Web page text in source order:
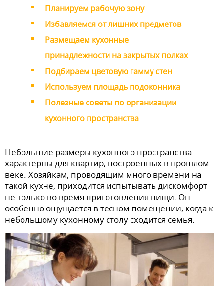
Планируем рабочую зону
Избавляемся от лишних предметов
Размещаем кухонные
принадлежности на закрытых полках
Подбираем цветовую гамму стен
Используем площадь подоконника
Полезные советы по организации
кухонного пространства
Небольшие размеры кухонного пространства
характерны для квартир, построенных в прошлом
веке. Хозяйкам, проводящим много времени на
такой кухне, приходится испытывать дискомфорт
не только во время приготовления пищи. Он
особенно ощущается в тесном помещении, когда к
небольшому кухонному столу сходится семья.